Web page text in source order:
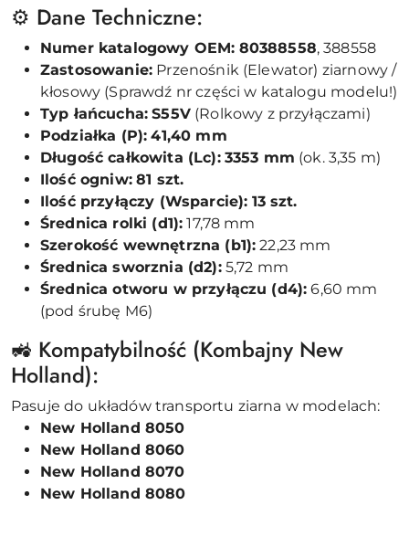
⚙️ Dane Techniczne:
Numer katalogowy OEM: 80388558, 388558
Zastosowanie: Przenośnik (Elewator) ziarnowy /
kłosowy (Sprawdź nr części w katalogu modelu!)
Typ łańcucha: S55V(Rolkowy z przyłączami)
Podziałka (P): 41,40 mm
Długość całkowita (Lc): 3353 mm (ok. 3,35 m)
Ilość ogniw: 81 szt.
Ilość przyłączy (Wsparcie): 13 szt.
Średnica rolki (d1): 17,78 mm
Szerokość wewnętrzna (b1): 22,23 mm
Średnica sworznia (d2):5,72 mm
Średnica otworu w przyłączu (d4): 6,60 mm
(pod śrubę M6)
🚜 Kompatybilność (Kombajny New
Holland):
Pasuje do układów transportu ziarna w modelach:
New Holland 8050
New Holland 8060
New Holland 8070
New Holland 8080